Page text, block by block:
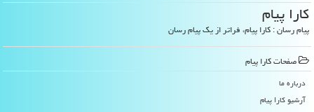
كارا پیام
پیام رسان : کارا پیام، فراتر از یک پیام رسان
صفحات كارا پیام
درباره ما
آرشیو كارا پیام